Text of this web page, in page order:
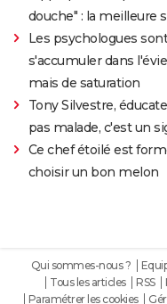
douche" : la meilleure
Les psychologues
s'accumuler dans
mais de saturation
Tony Silvestre,
pas malade, c'est un
Ce chef étoilé est
choisir un bon melon
Qui sommes-nous ?
Tous les articles
RSS
Paramétrer les cookies